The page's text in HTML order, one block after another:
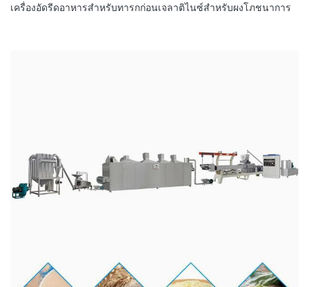
เครื่องอัดรีดอาหารสำหรับทารกก่อนเจลาติไนซ์สำหรับผงโภชนาการ